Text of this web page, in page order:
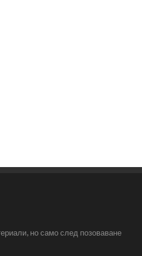
но само след позоваване